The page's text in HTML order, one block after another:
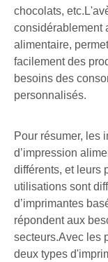
chocolats,
considérablement
alimentaire,
facilement des
besoins des
personnalisés.
Pour résumer, les
d’impression
différents, et leurs
utilisations sont
d’imprimantes
répondent aux
secteurs.Avec les
deux types